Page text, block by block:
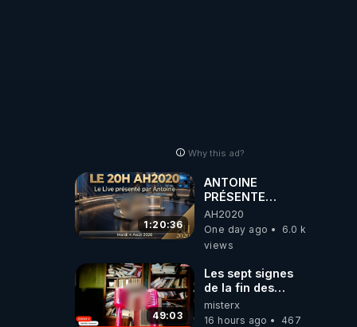
Why this ad?
1:20:36
ANTOINE
PRÉSENTE
AH2020 LE LIVE
20H ***DU
04/08/2026***
RÉVEIL EST EN
MARCHE 📷
AH2020
One day ago
6.0 k
views
49:03
Les sept signes
de la fin des
temps selon
l’intervenant
misterx
16 hours ago
467